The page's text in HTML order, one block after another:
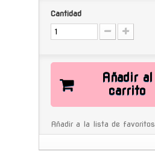
Cantidad
Añadir al
carrito
Añadir a la lista de favoritos